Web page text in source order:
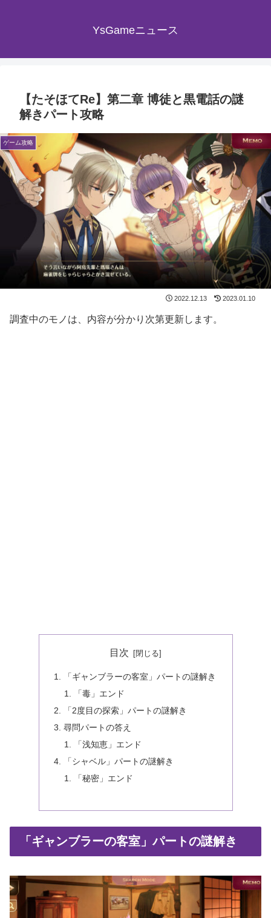
YsGameニュース
【たそほてRe】第二章 博徒と黒電話の謎
解きパート攻略
ゲーム攻略
2022.12.13 2023.01.10
調査中のモノは、内容が分かり次第更新します。
目次
「ギャンブラーの客室」パートの謎解き
「毒」エンド
「2度目の探索」パートの謎解き
尋問パートの答え
「浅知恵」エンド
「シャベル」パートの謎解き
「秘密」エンド
「ギャンブラーの客室」パートの謎解き